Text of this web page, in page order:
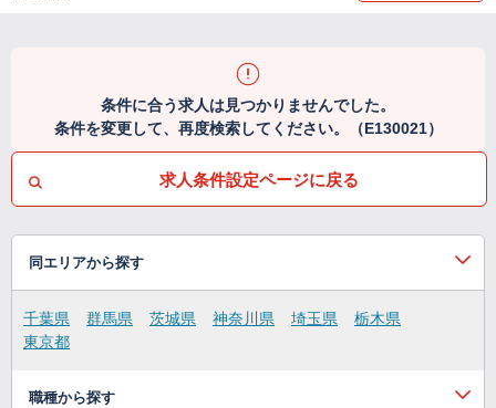
条件に合う求人は見つかりませんでした。
条件を変更して、再度検索してください。（E130021）
求人条件設定ページに戻る
同エリアから探す
千葉県 群馬県 茨城県 神奈川県 埼玉県
栃木県
東京都
職種から探す